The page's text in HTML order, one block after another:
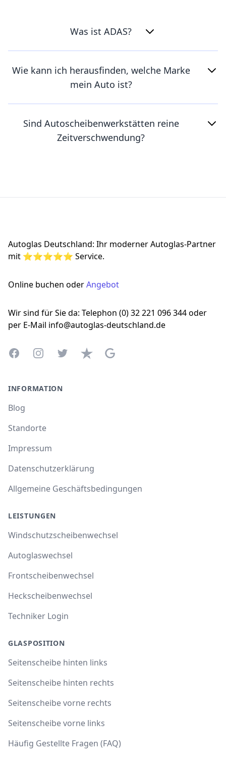
Was ist ADAS?
Wie kann ich herausfinden, welche Marke
mein Auto ist?
Sind Autoscheibenwerkstätten reine
Zeitverschwendung?
Autoglas Deutschland: Ihr moderner Autoglas-Partner
mit ⭐⭐⭐⭐⭐ Service.
Online buchen oderAngebot
Wir sind für Sie da: Telephon (0) 32 221 096 344 oder
per E-Mail info@autoglas-deutschland.de
FacebookInstagramTwitterTrustpilotGoogle Business Profile
INFORMATION
Blog
Standorte
Impressum
Datenschutzerklärung
Allgemeine Geschäftsbedingungen
LEISTUNGEN
Windschutzscheibenwechsel
Autoglaswechsel
Frontscheibenwechsel
Heckscheibenwechsel
Techniker Login
GLASPOSITION
Seitenscheibe hinten links
Seitenscheibe hinten rechts
Seitenscheibe vorne rechts
Seitenscheibe vorne links
Häufig Gestellte Fragen (FAQ)